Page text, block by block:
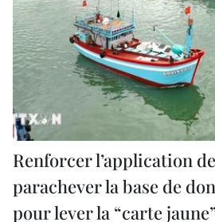
Renforcer l’application
parachever la base de
pour lever la “carte